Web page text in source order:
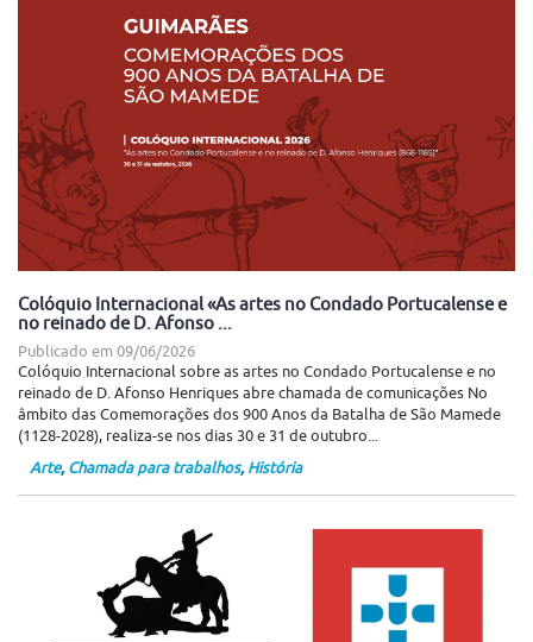
Colóquio Internacional «As artes no Condado Portucalense e
no reinado de D. Afonso ...
Publicado em 09/06/2026
Colóquio Internacional sobre as artes no Condado Portucalense e no
reinado de D. Afonso Henriques abre chamada de comunicações No
âmbito das Comemorações dos 900 Anos da Batalha de São Mamede
(1128-2028), realiza-se nos dias 30 e 31 de outubro...
Arte, Chamada para trabalhos, História